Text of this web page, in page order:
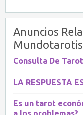
Anuncios
Consulta De
LA RESPUESTA
Es un tarot